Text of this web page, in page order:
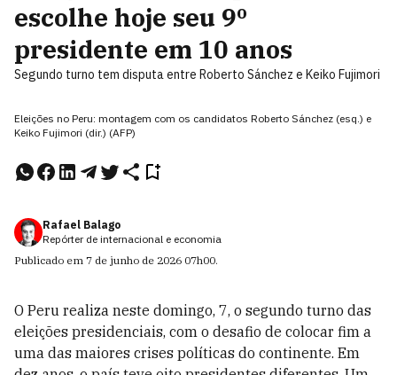
escolhe hoje seu 9º
presidente em 10 anos
Segundo turno tem disputa entre Roberto Sánchez e Keiko Fujimori
Eleições no Peru: montagem com os candidatos Roberto Sánchez (esq.) e
Keiko Fujimori (dir.) (AFP)
Rafael Balago
Repórter de internacional e economia
Publicado em 7 de junho de 2026 07h00.
O Peru realiza neste domingo, 7, o segundo turno das
eleições presidenciais, com o desafio de colocar fim a
uma das maiores crises políticas do continente. Em